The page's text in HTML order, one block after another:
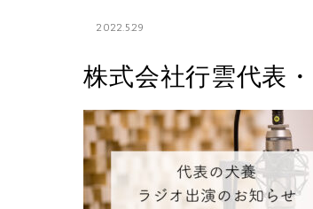
2022.5.29
株式会社行雲代表